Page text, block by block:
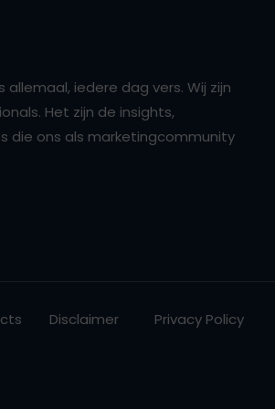
iedere dag vers. Wij zijn
Het zijn de insights,
die ons als marketingcommunity
Disclaimer Privacy Policy